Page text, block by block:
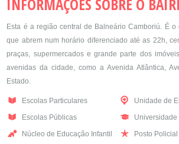
INFORMAÇÕES SOBRE O
Esta é a região central de Balneário Camboriú. É
que abrem num horário diferenciado até as 22h,
praças, supermercados e grande parte dos
avenidas da cidade, como a Avenida Atlântica,
Estado.
Escolas Particulares
Escolas Públicas
Núcleo de Educação Infantil
Unidade de
Universidade
Posto Policial